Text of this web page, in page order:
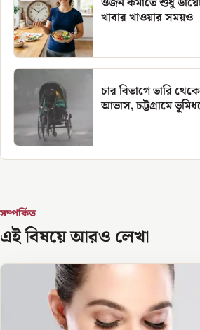
খাবার খাওয়ার সময়ও
চার বিভাগে ভারি
আভাস, চট্টগ্রামে
সম্পর্কিত
এই বিষয়ে আরও লেখা